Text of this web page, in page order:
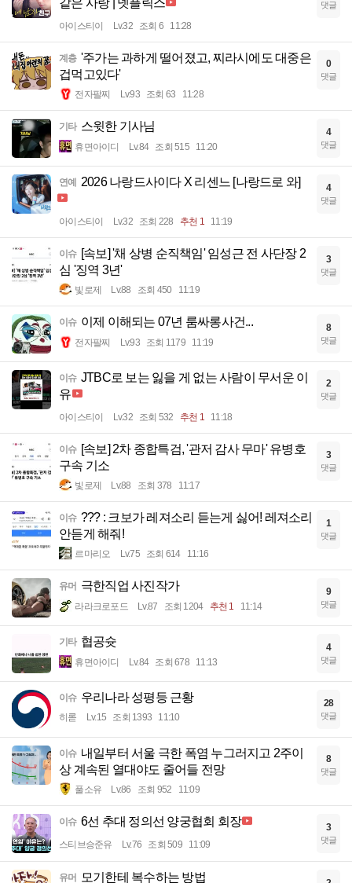
같은 사랑 | 넷플릭스
아이스티이 Lv.32 조회 6 11:28
댓글
계층 '주가는 과하게 떨어졌고, 찌라시에도 대중은
겁먹고있다'
전자팔찌 Lv.93 조회 63 11:28
0
댓글
기타 스윗한 기사님
휴면아이디 Lv.84 조회 515 11:20
4
댓글
연예 2026 나랑드사이다 X 리센느 [나랑드로 와]
아이스티이 Lv.32 조회 228 추천 1 11:19
4
댓글
이슈 [속보] '채 상병 순직책임' 임성근 전 사단장 2
심 '징역 3년'
빛로제 Lv.88 조회 450 11:19
3
댓글
이슈 이제 이해되는 07년 룸싸롱사건...
전자팔찌 Lv.93 조회 1179 11:19
8
댓글
이슈 JTBC로 보는 잃을 게 없는 사람이 무서운 이
유
아이스티이 Lv.32 조회 532 추천 1 11:18
2
댓글
이슈 [속보] 2차 종합특검, '관저 감사 무마' 유병호
구속 기소
빛로제 Lv.88 조회 378 11:17
3
댓글
이슈 ??? : 크보가 레져소리 듣는게 싫어! 레져소리
안듣게 해줘!
르마리오 Lv.75 조회 614 11:16
1
댓글
유머 극한직업 사진작가
라라크로포드 Lv.87 조회 1204 추천 1 11:14
9
댓글
기타 협공슛
휴면아이디 Lv.84 조회 678 11:13
4
댓글
이슈 우리나라 성평등 근황
히롣 Lv.15 조회 1393 11:10
28
댓글
이슈 내일부터 서울 극한 폭염 누그러지고 2주이
상 계속된 열대야도 줄어들 전망
풀소유 Lv.86 조회 952 11:09
8
댓글
이슈 6선 추대 정의선 양궁협회 회장
스티브승준유 Lv.76 조회 509 11:09
3
댓글
유머 모기한테 복수하는 방법